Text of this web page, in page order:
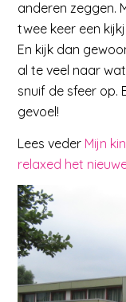
anderen zeggen.
twee keer een
En kijk dan
al te veel naar
snuif de sfeer op.
gevoel!
Lees veder Mijn
relaxed het